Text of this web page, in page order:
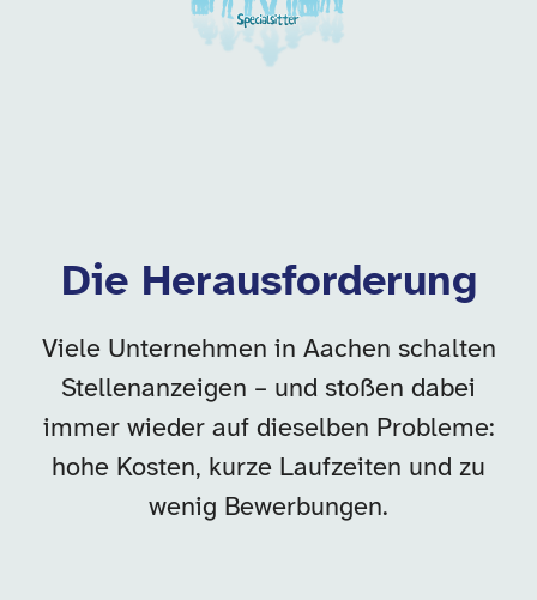
Die Herausforderung
Viele Unternehmen in Aachen schalten
Stellenanzeigen – und stoßen dabei
immer wieder auf dieselben Probleme:
hohe Kosten, kurze Laufzeiten und zu
wenig Bewerbungen.